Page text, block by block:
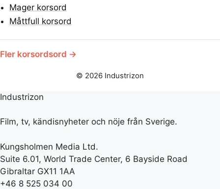
Mager korsord
Måttfull korsord
Fler korsordsord →
© 2026 Industrizon
Industrizon
Film, tv, kändisnyheter och nöje från Sverige.
Kungsholmen Media Ltd.
Suite 6.01, World Trade Center, 6 Bayside Road
Gibraltar GX11 1AA
+46 8 525 034 00